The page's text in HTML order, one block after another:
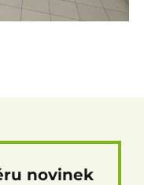
novinek